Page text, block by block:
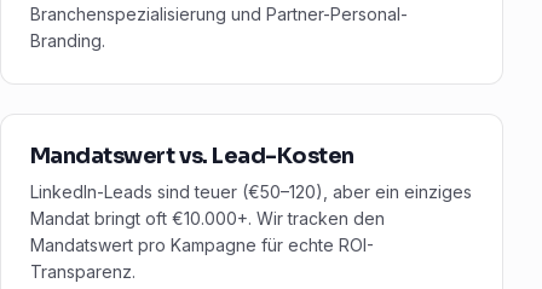
Branchenspezialisierung und Partner-Personal-
Branding.
Mandatswert vs. Lead-Kosten
LinkedIn-Leads sind teuer (€50–120), aber ein einziges
Mandat bringt oft €10.000+. Wir tracken den
Mandatswert pro Kampagne für echte ROI-
Transparenz.